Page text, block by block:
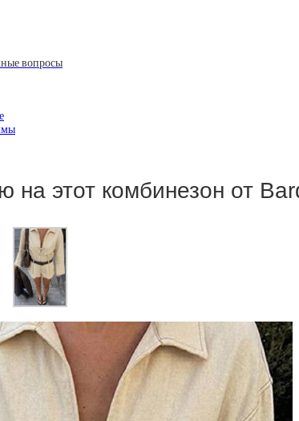
вопросы
на этот комбинезон от